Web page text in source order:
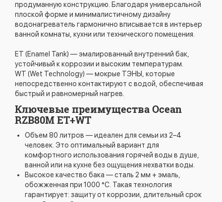
продуманную конструкцию. Благодаря универсальной
плоской форме и минималистичному дизайну
водонагреватель гармонично вписывается в интерьер
ванной комнаты, кухни или технического помещения.
ET (Enamel Tank) — эмалированный внутренний бак,
устойчивый к коррозии и высоким температурам.
WT (Wet Technology) — мокрые ТЭНЫ, которые
непосредственно контактируют с водой, обеспечивая
быстрый и равномерный нагрев.
Ключевые преимущества Ocean
RZB80M ET+WT
Объем 80 литров — идеален для семьи из 2–4
человек. Это оптимальный вариант для
комфортного использования горячей воды в душе,
ванной или на кухне без ощущения нехватки воды.
Высокое качество бака — сталь 2 мм + эмаль,
обожженная при 1000 °C. Такая технология
гарантирует: защиту от коррозии, длительный срок